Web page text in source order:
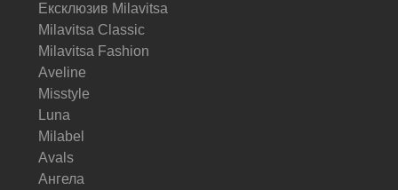
Ексклюзив Milavitsa
Milavitsa Classic
Milavitsa Fashion
Aveline
Misstyle
Luna
Milabel
Avals
Ангела